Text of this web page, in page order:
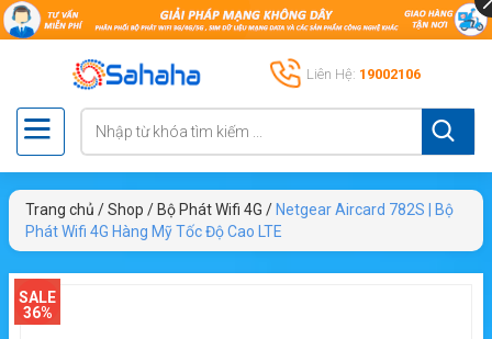
Liên Hệ: 19002106
Trang chủ /Shop / Bộ Phát Wifi 4G / Netgear Aircard 782S | Bộ
Phát Wifi 4G Hàng Mỹ Tốc Độ Cao LTE
SALE
36%